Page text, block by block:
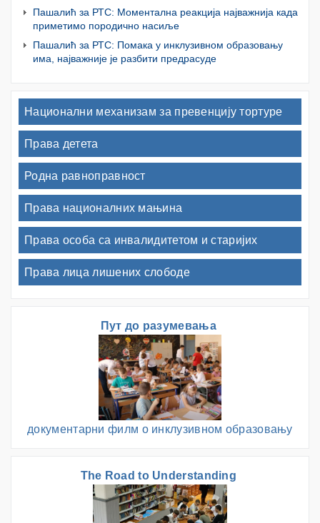
Пашалић за РТС: Моментална реакција најважнија када
приметимо породично насиље
Пашалић за РТС: Помака у инклузивном образовању
има, најважније је разбити предрасуде
Национални механизам за превенцију тортуре
Права детета
Родна равноправност
Права националних мањина
Права особа са инвалидитетом и старијих
Права лица лишених слободе
Пут до разумевања
документарни филм о инклузивном образовању
The Road to Understanding